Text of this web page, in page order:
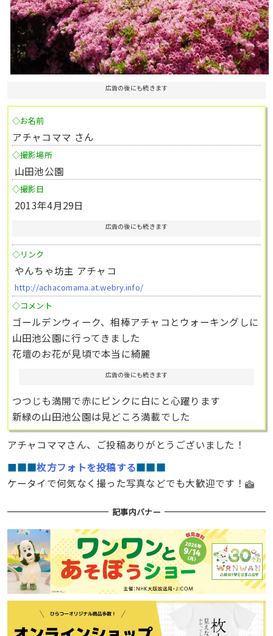
広告の後にも続きます
◇お名前
アチャコママ さん
◇撮影場所
山田池公園
◇撮影日
2013年4月29日
広告の後にも続きます
◇リンク
やんちゃ坊主 アチャコ
http://achacomama.at.webry.info/
◇コメント
ゴールデンウィーク、相棒アチャコとウォーキングしに
山田池公園に行ってきました
花壇のお花が見頃で本当に綺麗
広告の後にも続きます
つつじも満開で赤にピンクに白にと心躍ります
新緑の山田池公園は見どころ満載でした
アチャコママさん、ご投稿ありがとうございました！
■■■枚方フォトを投稿する■■■
ケータイで何気なく撮った写真などでも大歓迎です！
記事内バナー